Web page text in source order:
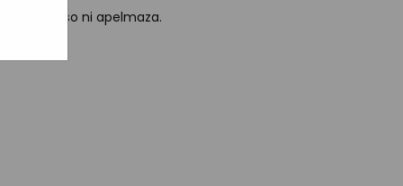
peso ni apelmaza.